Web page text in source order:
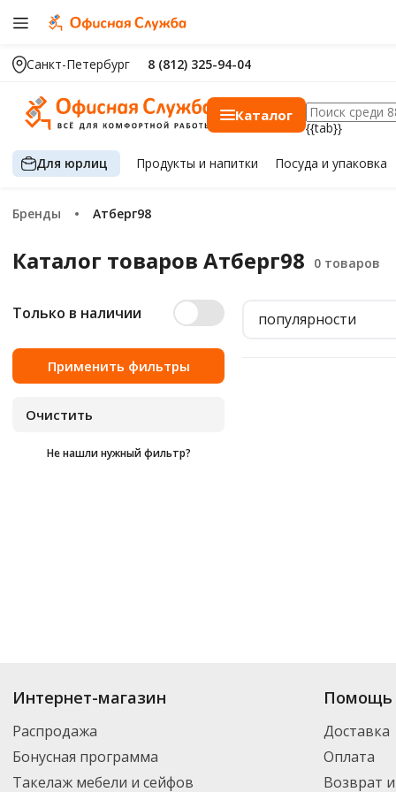
Санкт-Петербург 8 (812) 325-94-04
Каталог
{{tab}}
Для юрлиц Продуктыи напитки Посуда и упаковка
Бренды Атберг98
Каталог товаров Атберг98
Только в наличии
Не нашли нужный фильтр?
популярности
Купить
. В ассортименте интернет-
нужный товар и добавить его в корзину для дальнейшего
транспортной компанией DPD. Для постоянных клиентов - скидка,
Интернет-магазин
Распродажа
Бонусная программа
Такелаж мебели и сейфов
Помощь
Доставка
Оплата
Возврат